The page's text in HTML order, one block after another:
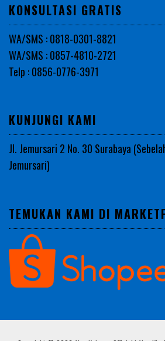
KONSULTASI GRATIS
WA/SMS : 0818-0301-8821
WA/SMS : 0857-4810-2721
Telp : 0856-0776-3971
KUNJUNGI KAMI
Jl. Jemursari 2 No. 30 Surabaya
Jemursari)
TEMUKAN KAMI DI